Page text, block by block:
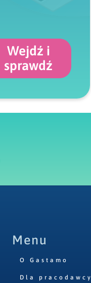
Wejdź i
sprawdź
Menu
O Gastamo
Dla pracodawcy